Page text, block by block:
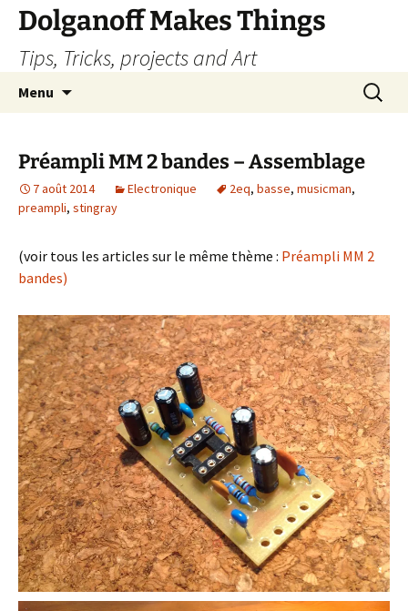
Dolganoff Makes Things
Tips, Tricks, projects and Art
Menu
Préampli MM 2 bandes – Assemblage
7 août 2014 Electronique 2eq, basse, musicman,
preampli, stingray
(voir tous les articles sur le même thème : Préampli MM 2
bandes)